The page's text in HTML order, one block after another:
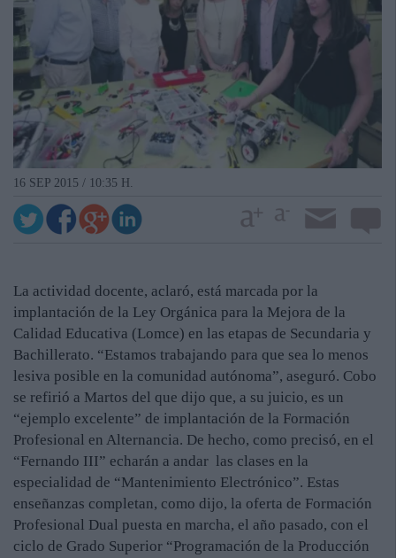
16 SEP 2015 / 10:35 H.
La actividad docente, aclaró, está marcada por la
implantación de la Ley Orgánica para la Mejora de la
Calidad Educativa (Lomce) en las etapas de Secundaria y
Bachillerato. “Estamos trabajando para que sea lo menos
lesiva posible en la comunidad autónoma”, aseguró. Cobo
se refirió a Martos del que dijo que, a su juicio, es un
“ejemplo excelente” de implantación de la Formación
Profesional en Alternancia. De hecho, como precisó, en el
“Fernando III” echarán a andar las clases en la
especialidad de “Mantenimiento Electrónico”. Estas
enseñanzas completan, como dijo, la oferta de Formación
Profesional Dual puesta en marcha, el año pasado, con el
ciclo de Grado Superior “Programación de la Producción